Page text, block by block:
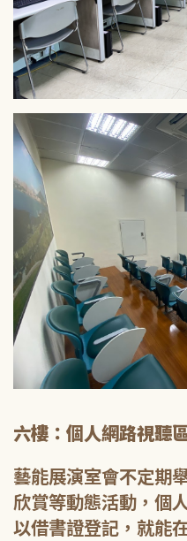
六樓：個人網路視聽
藝能展演室會不定期
欣賞等動態活動，個
以借書證登記，就能